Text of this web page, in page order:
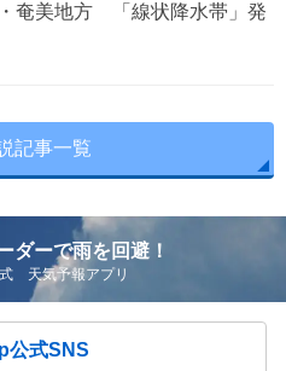
・奄美地方 「線状降水帯」発
記事一覧
ダーで雨を回避！
天気予報アプリ
公式SNS